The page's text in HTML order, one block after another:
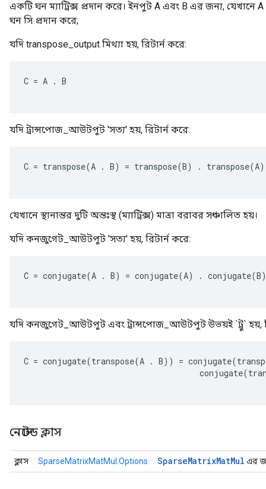
একটি ঘন ম্যাট্রিক্স প্রদান করে। ইনপুট A এবং B এর জন্য,
ঘন সি প্রদান করে;
যদি transpose_output মিথ্যা হয়, রিটার্ন করে:
C = A . B
যদি ট্রান্সপোজ_আউটপুট 'সত্য' হয়, রিটার্ন করে:
C = transpose(A . B) = transpose(B) . transpose(A)
যেখানে স্থানান্তর দুটি অন্তঃস্থ (ম্যাট্রিক্স) মাত্রা বরাবর সঞ্চালিত হয়।
যদি কনজুগেট_আউটপুট 'সত্য' হয়, রিটার্ন করে:
C = conjugate(A . B) = conjugate(A) . conjugate(B)
যদি কনজুগেট_আউটপুট এবং ট্রান্সপোজ_আউটপুট উভয়ই `ট্রু` হয়,
C = conjugate(transpose(A . B)) = conjugate(
conjugate(
নেস্টেড ক্লাস
ক্লাস SparseMatrixMatMul.Options SparseMatrixMatMul এর